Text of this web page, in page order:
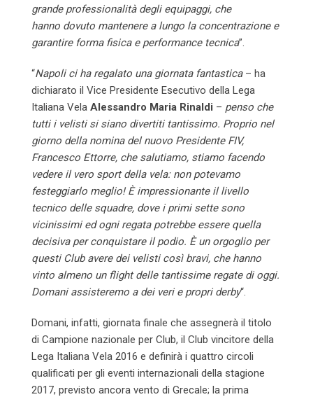
grande professionalità degli equipaggi, che
hanno dovuto mantenere a lungo la concentrazione e
garantire forma fisica e performance tecnica”.
“Napoli ci ha regalato una giornata fantastica– ha
dichiarato il Vice Presidente Esecutivo della Lega
Italiana Vela Alessandro Maria Rinaldi – penso che
tutti i velisti si siano divertiti tantissimo. Proprio nel
giorno della nomina del nuovo Presidente FIV,
Francesco Ettorre, che salutiamo, stiamo facendo
vedere il vero sport della vela: non potevamo
festeggiarlo meglio! È impressionante il livello
tecnico delle squadre, dove i primi sette sono
vicinissimi ed ogni regata potrebbe essere quella
decisiva per conquistare il podio. È un orgoglio per
questi Club avere dei velisti così bravi, che hanno
vinto almeno un flight delle tantissime regate di oggi.
Domaniassisteremo a dei veri e propri derby“.
Domani, infatti, giornata finale che assegnerà il titolo
di Campione nazionale per Club, il Club vincitore della
Lega Italiana Vela 2016 e definirà i quattro circoli
qualificati per gli eventi internazionali della stagione
2017, previsto ancora vento di Grecale; la prima